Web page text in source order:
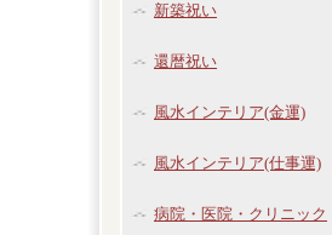
新築祝い
還暦祝い
風水インテリア(金運)
風水インテリア(仕事運)
病院・医院・クリニック